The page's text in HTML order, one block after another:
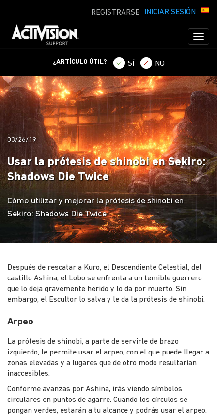
INICIAR SESIÓN
REGISTRARSE
¿ARTÍCULO ÚTIL? SÍ NO
03/26/19
Usar la prótesis de shinobi en Sekiro:
Shadows Die Twice
Cómo utilizar y mejorar la prótesis de shinobi en
Sekiro: Shadows Die Twice
Después de rescatar a Kuro, el Descendiente Celestial, del
castillo Ashina, el Lobo se enfrenta a un temible guerrero
que lo deja gravemente herido y lo da por muerto. Sin
embargo, el Escultor lo salva y le da la prótesis de shinobi.
Arpeo
La prótesis de shinobi, a parte de servirle de brazo
izquierdo, le permite usar el arpeo, con el que puede llegar a
zonas elevadas y a lugares que de otro modo resultarían
inaccesibles.
Conforme avanzas por Ashina, irás viendo símbolos
circulares en puntos de agarre. Cuando los círculos se
pongan verdes, estarán a tu alcance y podrás usar el arpeo.